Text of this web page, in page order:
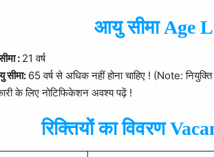
आयु सीमा Age
: 21 वर्ष
65 वर्ष से अधिक नहीं होना चाहिए ! (Note:
के लिए नोटिफिकेशन अवश्य पढ़ें !
रिक्तियों का विवरण